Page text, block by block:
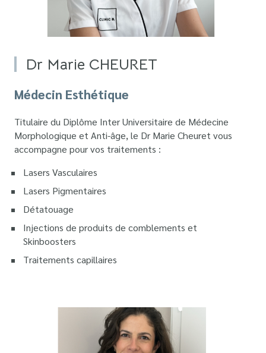
Dr Marie CHEURET
Médecin Esthétique
Titulaire du Diplôme Inter Universitaire de Médecine
Morphologique et Anti-âge, le Dr Marie Cheuret vous
accompagne pour vos traitements :
Lasers Vasculaires
Lasers Pigmentaires
Détatouage
Injections de produits de comblements et
Skinboosters
Traitements capillaires